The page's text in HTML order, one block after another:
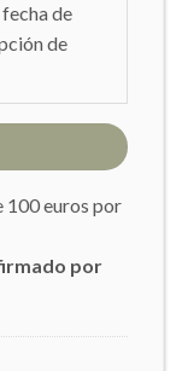
de
de
100 euros por
por